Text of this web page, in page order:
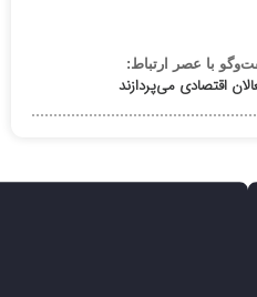
با عصر ارتباط:
اقتصادی می‌پردازند